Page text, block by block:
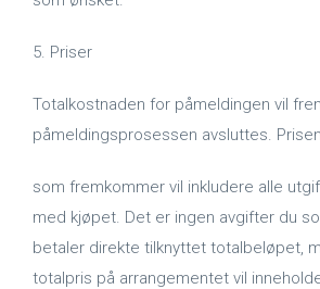
5. Priser
Totalkostnaden for påmeldingen vil
påmeldingsprosessen avsluttes. Prisen
som fremkommer vil inkludere alle
med kjøpet. Det er ingen avgifter du
betaler direkte tilknyttet totalbeløpet,
totalpris på arrangementet vil